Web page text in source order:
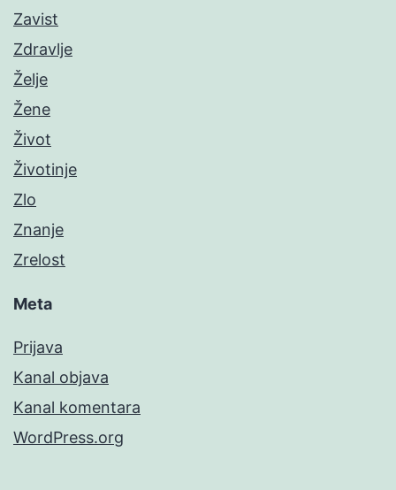
Zavist
Zdravlje
Želje
Žene
Život
Životinje
Zlo
Znanje
Zrelost
Meta
Prijava
Kanal objava
Kanal komentara
WordPress.org